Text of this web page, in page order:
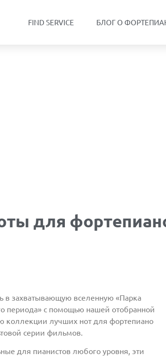
FIND SERVICE БЛОГ О
для
в захватывающую вселенную «Парка
периода» с помощью нашей отобранной
коллекции лучших нот для фортепиано
серии фильмов.
для пианистов любого уровня, эти